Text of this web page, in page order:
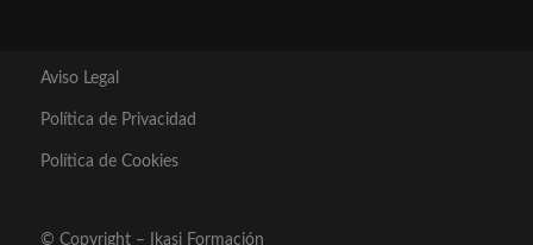
Aviso Legal
Política de Privacidad
Política de Cookies
© Copyright – Ikasi Formación